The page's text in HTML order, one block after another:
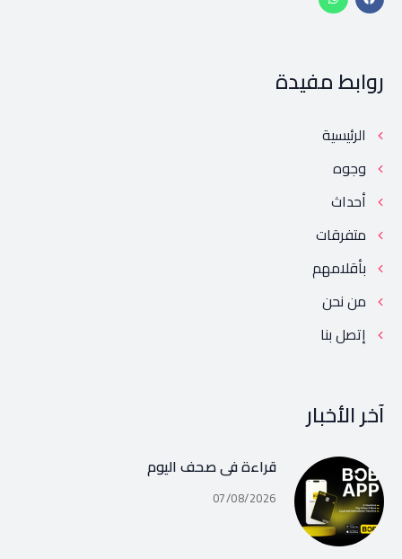
روابط مفيدة
الرئيسية
وجوه
أحداث
متفرقات
بأقلامهم
من نحن
إتصل بنا
آخر الأخبار
قراءة في صحف اليوم
07/08/2026